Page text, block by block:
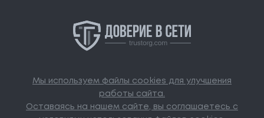
Мы используем файлы cookies для улучшения
работы сайта.
Оставаясь на нашем сайте, вы соглашаетесь с